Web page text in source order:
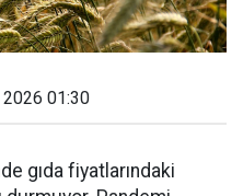
2026 01:30
gıda fiyatlarındaki